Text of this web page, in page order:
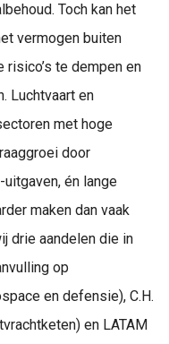
Toch kan het
vermogen buiten
te dempen en
Luchtvaart en
met hoge
door
én lange
maken dan vaak
drie aandelen die in
op
en defensie), C.H.
en LATAM